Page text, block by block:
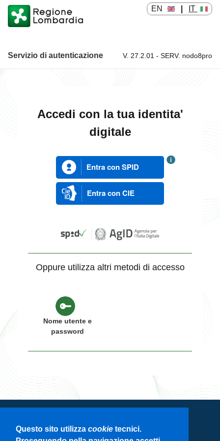
Questo sito utilizza cookie tecnici.
EN IT
Servizio di autenticazione Servizio di autenticazione
V. 27.2.01 - SERV. nodo8pro
Accedi con la tua identita'
digitale
Entra con SPID
Entra con CIE
Oppure utilizza altri metodi di accesso
Nome utente e
password
Servizio di autenticazione di Regione
Lombardia